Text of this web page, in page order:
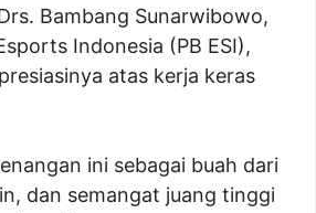
Bambang Sunarwibowo,
Indonesia (PB ESI),
atas kerja keras
ini sebagai buah dari
dan semangat juang tinggi